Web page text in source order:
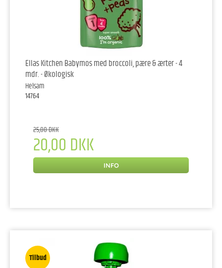
Ellas Kitchen Babymos med broccoli, pære & ærter - 4
mdr. - Økologisk
Helsam
14764
25,00 DKK
20,00 DKK
INFO
Tilbud